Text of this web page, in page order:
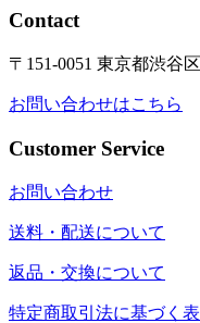
Contact
〒151-0051 東京都渋谷
お問い合わせはこちら
Customer Service
お問い合わせ
送料・配送について
返品・交換について
特定商取引法に基づく